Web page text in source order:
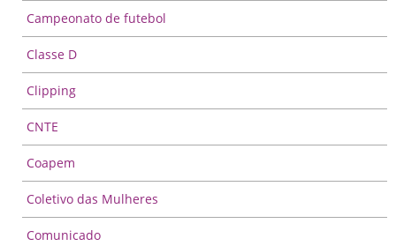
Campeonato de futebol
Classe D
Clipping
CNTE
Coapem
Coletivo das Mulheres
Comunicado